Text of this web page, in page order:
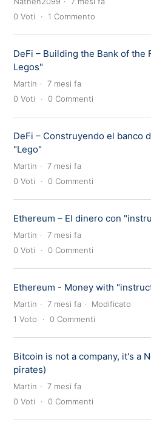
0 Voti 1 Commento
DeFi – Building the Bank of the
Legos"
Martin
7 mesi fa
0 Voti 0 Commenti
DeFi – Construyendo el banco
"Lego"
Martin
7 mesi fa
0 Voti 0 Commenti
Ethereum – El dinero con
Martin
7 mesi fa
0 Voti 0 Commenti
Ethereum - Money with
Martin 7 mesi fa
Modificato
1 Voto 0 Commenti
Bitcoin is not a company, it's a
pirates)
Martin
7 mesi fa
0 Voti 0 Commenti